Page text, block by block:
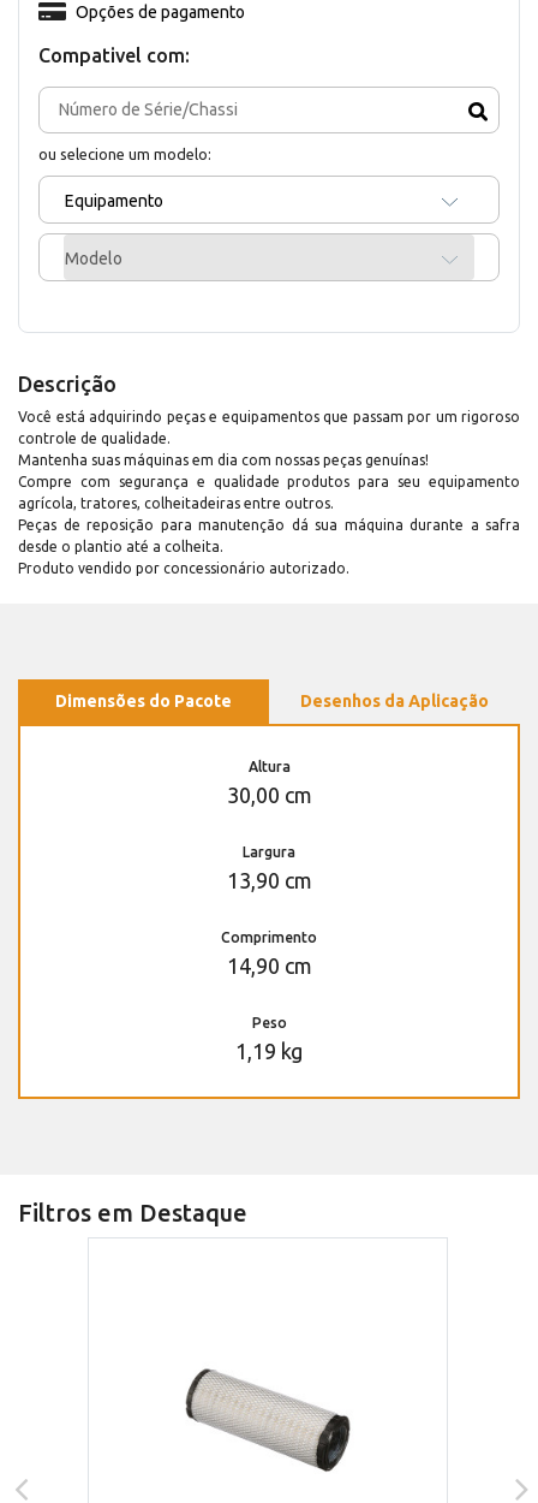
Compativel com:
ou selecione um modelo:
Equipamento
Modelo
Opções de pagamento
Descrição
Você está adquirindo peças e equipamentos que passam por um rigoroso
controle de qualidade.
Mantenha suas máquinas em dia com nossas peças genuínas!
Compre com segurança e qualidade produtos para seu equipamento
agrícola, tratores, colheitadeiras entre outros.
Peças de reposição para manutenção dá sua máquina durante a safra
desde o plantio até a colheita.
Produto vendido por concessionário autorizado.
Dimensões do Pacote Desenhos da Aplicação
Altura
30,00 cm
Largura
13,90 cm
Comprimento
14,90 cm
Peso
1,19 kg
Filtros em Destaque